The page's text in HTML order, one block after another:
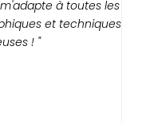
à toutes les
et techniques
! "